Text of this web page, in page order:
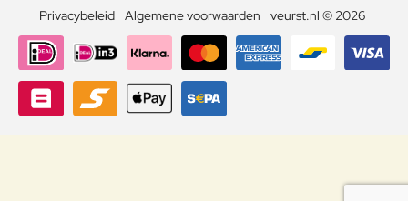
Privacybeleid Algemene voorwaarden veurst.nl © 2026